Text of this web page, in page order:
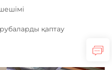
қаптау